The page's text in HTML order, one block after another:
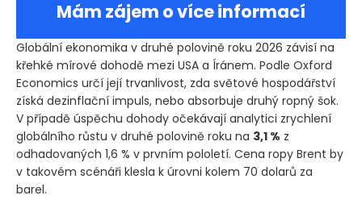
Mám zájem o více informací
Globální ekonomika v druhé polovině roku 2026 závisí na
křehké mírové dohodě mezi USA a Íránem. Podle Oxford
Economics určí její trvanlivost, zda světové hospodářství
získá dezinflační impuls, nebo absorbuje druhý ropný šok.
V případě úspěchu dohody očekávají analytici zrychlení
globálního růstu v druhé polovině roku na 3,1 % z
odhadovaných 1,6 % v prvním pololetí. Cena ropy Brent by
v takovém scénáři klesla k úrovni kolem 70 dolarů za
barel.